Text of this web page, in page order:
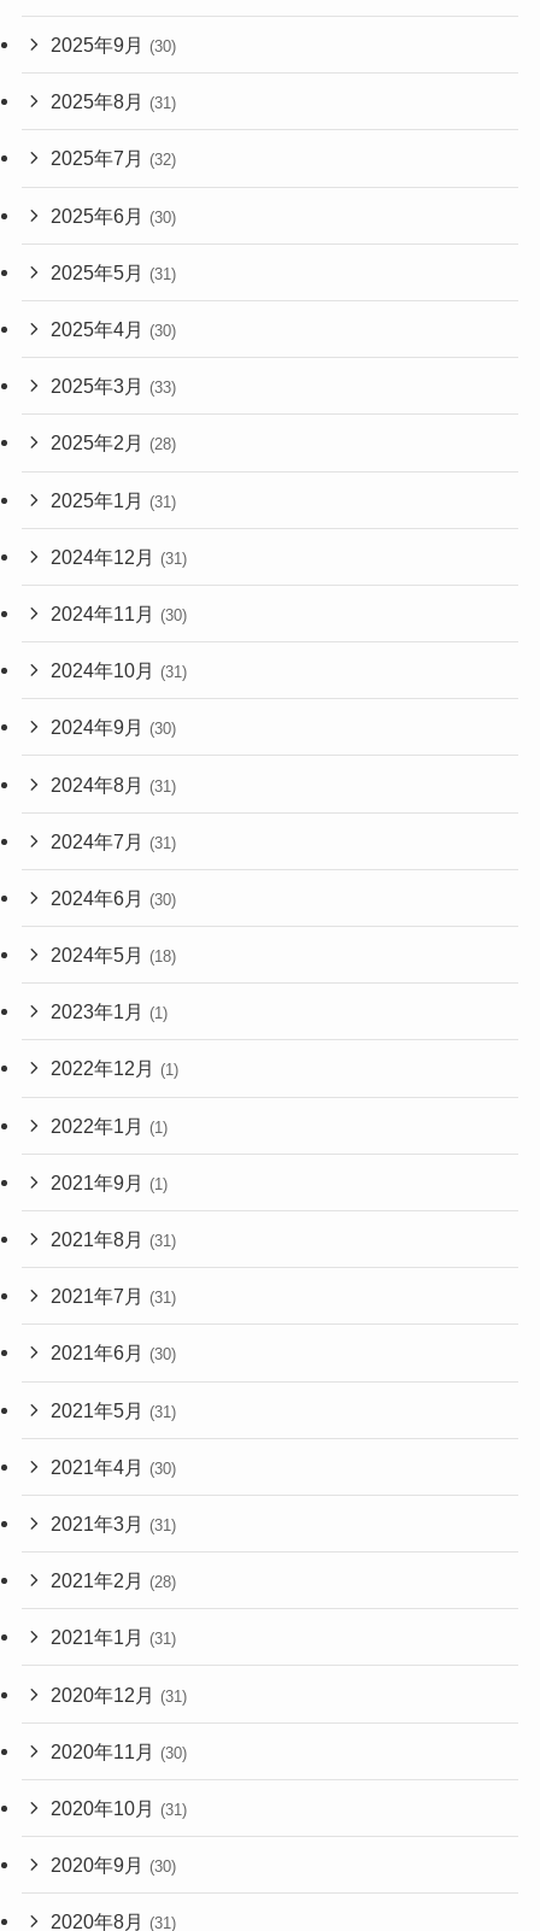
2025年9月 (30)
2025年8月 (31)
2025年7月 (32)
2025年6月 (30)
2025年5月 (31)
2025年4月 (30)
2025年3月 (33)
2025年2月 (28)
2025年1月 (31)
2024年12月 (31)
2024年11月 (30)
2024年10月 (31)
2024年9月 (30)
2024年8月 (31)
2024年7月 (31)
2024年6月 (30)
2024年5月 (18)
2023年1月 (1)
2022年12月 (1)
2022年1月 (1)
2021年9月 (1)
2021年8月 (31)
2021年7月 (31)
2021年6月 (30)
2021年5月 (31)
2021年4月 (30)
2021年3月 (31)
2021年2月 (28)
2021年1月 (31)
2020年12月 (31)
2020年11月 (30)
2020年10月 (31)
2020年9月 (30)
2020年8月 (31)